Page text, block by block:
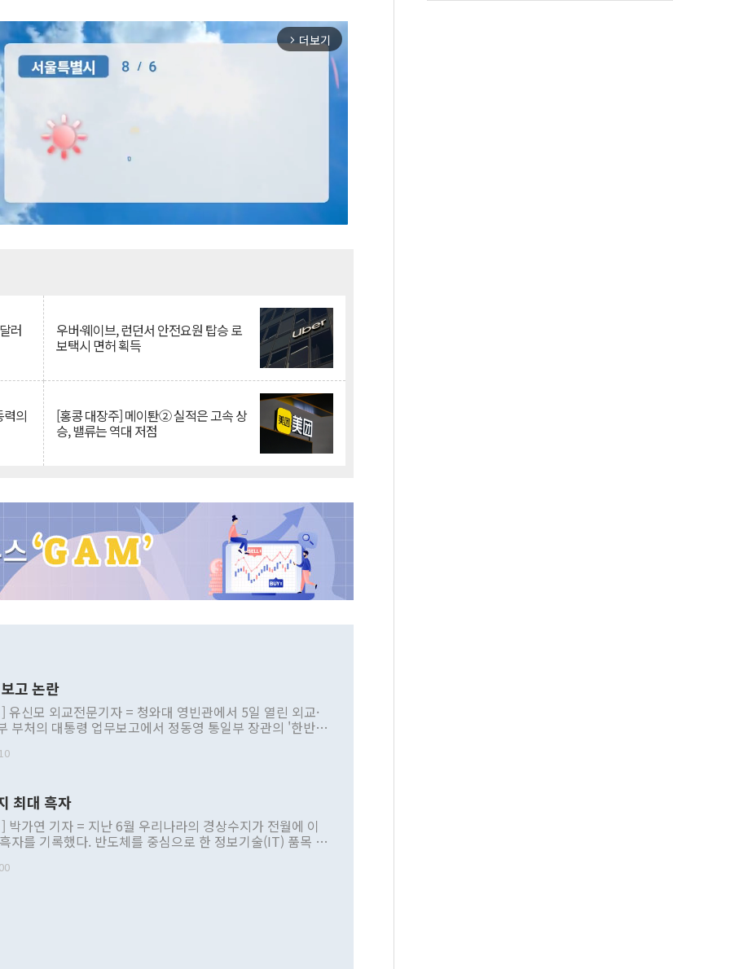
arrow_forward_ios 더보기
러 우버·웨이브, 런던서 안전요원 탑승 로
보택시 면허 획득
의 [홍콩 대장주] 메이퇀② 실적은 고속 상
승, 밸류는 역대 저점
고 논란
유신모 외교전문기자 = 청와대 영빈관에서 5일 열린 외교·
부처의 대통령 업무보고에서 정동영 통일부 장관의 '한반도
부 내 조율을 거치지 않은 사안을 정책으로 추진하겠다고 공
근거한 비현실적 구상'이라는 비판을 내놨다. 그동안 정 장
관련 발언이 물의를 빚은 적은 여러 번 있지만 대통령과 유
공개적으로 부정적 입장을 표명한 것은 이례적이다. 정 장
북 접근법과 월권을 제어해야 한다는 목소리도 높아지고 있
최대 흑자
박가연 기자 = 지난 6월 우리나라의 경상수지가 전월에 이
자를 기록했다. 반도체를 중심으로 한 정보기술(IT) 품목 수
르